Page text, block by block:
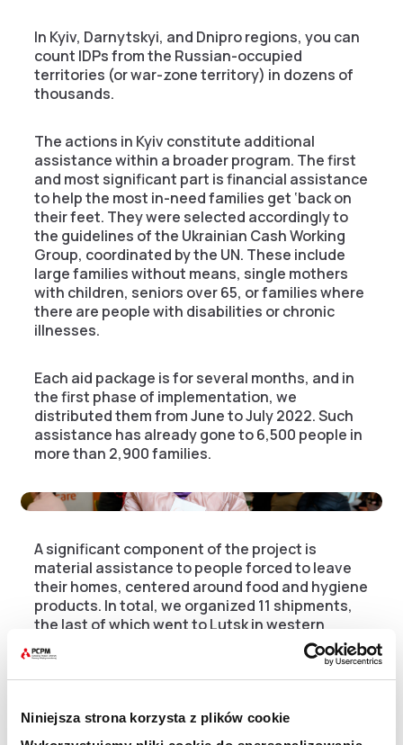
Niniejsza strona korzysta z plików cookie
In Kyiv, Darnytskyi, and Dnipro regions, you can
count IDPs from the Russian-occupied
territories (or war-zone territory) in dozens of
thousands.
The actions in Kyiv constitute additional
assistance within a broader program. The first
and most significant part is financial assistance
to help the most in-need families get ‘back on
their feet. They were selected accordingly to
the guidelines of the Ukrainian Cash Working
Group, coordinated by the UN. These include
large families without means, single mothers
with children, seniors over 65, or families where
there are people with disabilities or chronic
illnesses.
Each aid package is for several months, and in
the first phase of implementation, we
distributed them from June to July 2022. Such
assistance has already gone to 6,500 people in
more than 2,900 families.
A significant component of the project is
material assistance to people forced to leave
their homes, centered around food and hygiene
products. In total, we organized 11 shipments,
the last of which went to Lutsk in western
Ukraine, which we wrote about HERE. In addition
to donations, we organized a holiday camp for
displaced children in Krasnobrod from